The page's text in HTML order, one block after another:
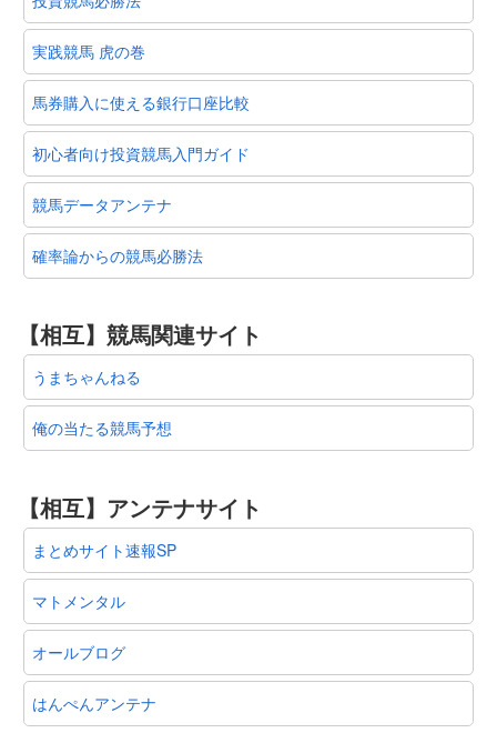
実践競馬 虎の巻
馬券購入に使える銀行口座比較
初心者向け投資競馬入門ガイド
競馬データアンテナ
確率論からの競馬必勝法
【相互】競馬関連サイト
うまちゃんねる
俺の当たる競馬予想
【相互】アンテナサイト
まとめサイト速報SP
マトメンタル
オールブログ
はんぺんアンテナ